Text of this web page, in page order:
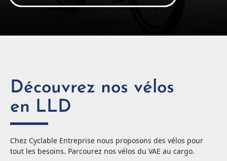
Découvrez nos vélos
en LLD
Chez Cyclable Entreprise nous proposons des vélos pour
tout les besoins. Parcourez nos vélos du VAE au cargo.